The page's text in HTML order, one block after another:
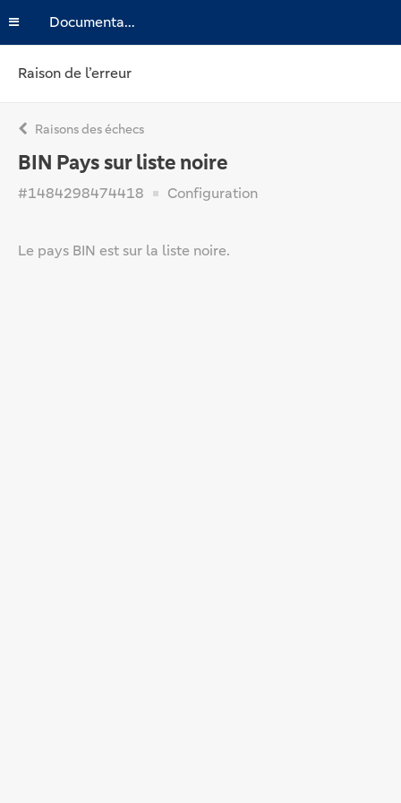
Documentation
Raison de l’erreur
Raisons des échecs
BIN Pays sur liste noire
#1484298474418 Configuration
Le pays BIN est sur la liste noire.